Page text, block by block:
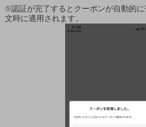
⑤認証が完了するとクーポンが自動的
文時に適用されます。